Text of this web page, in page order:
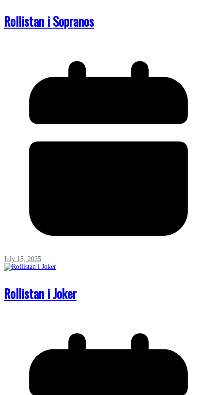
Rollistan i Sopranos
July 15, 2025
Rollistan i Joker